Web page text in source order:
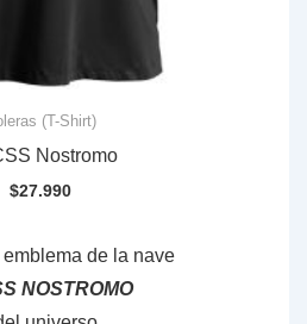
(T-Shirt)
Nostromo
$27.990
de la nave
NOSTROMO